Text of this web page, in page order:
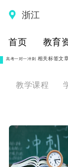
浙江
首页 教育
高考一对一冲刺 相关标签文
教学课程